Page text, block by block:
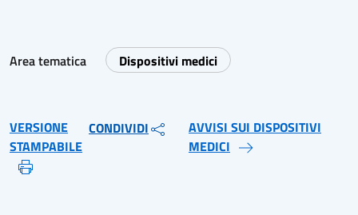
Area tematica Dispositivi medici
VERSIONE
STAMPABILE
CONDIVIDI
AVVISI SUI DISPOSITIVI
MEDICI